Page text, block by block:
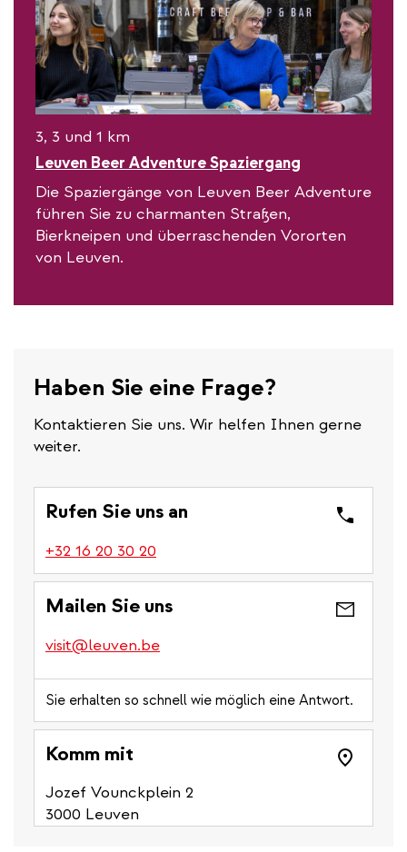
3, 3 und 1 km
Leuven Beer Adventure Spaziergang
Die Spaziergänge von Leuven Beer Adventure
führen Sie zu charmanten Straßen,
Bierkneipen und überraschenden Vororten
von Leuven.
Haben Sie eine Frage?
Kontaktieren Sie uns. Wir helfen Ihnen gerne
weiter.
Rufen Sie uns an
+32 16 20 30 20
is
phone
number)
Mailen Sie uns
visit@leuven.be
Sie erhalten so schnell wie möglich eine Antwort.
Komm mit
Jozef Vounckplein 2
3000 Leuven